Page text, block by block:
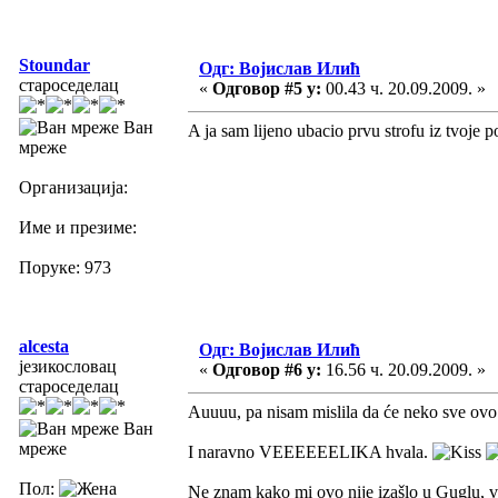
Stoundar
староседелац
Ван
мреже
Организација:
Име и презиме:
Поруке: 973
Одг: Војислав Илић
« Одговор #5 у: 00.43 ч. 20.09.2009. »
A ja sam lijeno ubacio prvu strofu iz tvoje
alcesta
језикословац
староседелац
Ван
мреже
Пол:
Одг: Војислав Илић
« Одговор #6 у: 16.56 ч. 20.09.2009. »
Auuuu, pa nisam mislila da će neko sve
I naravno VEEEEEELIKA hvala.
Ne znam kako mi ovo nije izašlo u Guglu,